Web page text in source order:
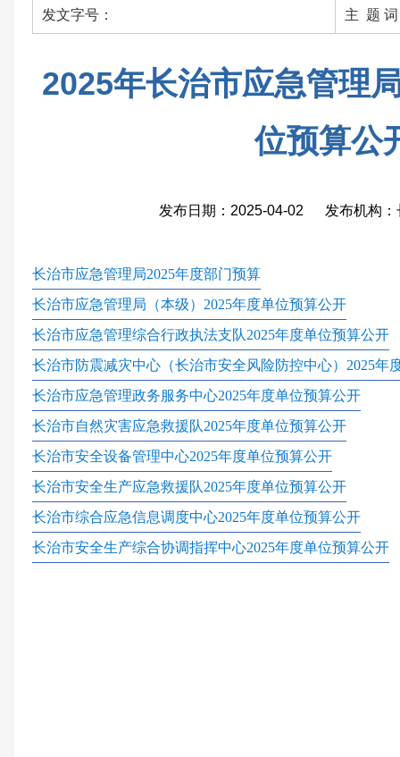
发文字号： 主 题 词
2025年长治市应急管理
位预算公
发布日期：2025-04-02 发布机构：
长治市应急管理局2025年度部门预算
长治市应急管理局（本级） 2025年度单位预算公开
长治市应急管理综合行政执法支队2025年度单位预算公开
长治市防震减灾中心（长治市安全风险防控中心） 2025年
长治市应急管理政务服务中心2025年度单位预算公开
长治市自然灾害应急救援队2025年度单位预算公开
长治市安全设备管理中心2025年度单位预算公开
长治市安全生产应急救援队2025年度单位预算公开
长治市综合应急信息调度中心2025年度单位预算公开
长治市安全生产综合协调指挥中心2025年度单位预算公开